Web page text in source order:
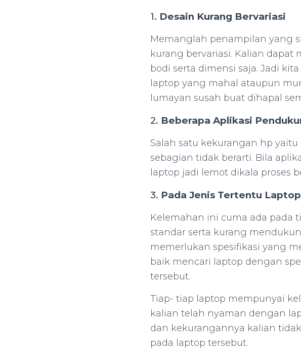
1. Desain Kurang Bervariasi
Memanglah penampilan yang
kurang bervariasi. Kalian
bodi serta dimensi saja. Jadi
laptop yang mahal ataupun
lumayan susah buat dihapal
2. Beberapa Aplikasi
Salah satu kekurangan hp
sebagian tidak berarti. Bila
laptop jadi lemot dikala proses
3. Pada Jenis Tertentu
Kelemahan ini cuma ada pada
standar serta kurang
memerlukan spesifikasi yang
baik mencari laptop dengan
tersebut.
Tiap- tiap laptop mempunyai
kalian telah nyaman dengan
dan kekurangannya kalian
pada laptop tersebut.